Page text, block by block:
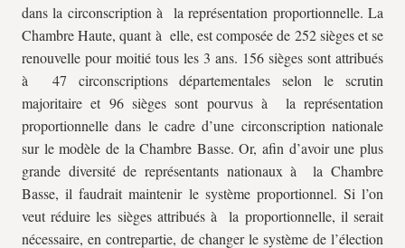
dans la circonscription à la représentation proportionnelle. La
Chambre Haute, quant à elle, est composée de 252 sièges et se
renouvelle pour moitié tous les 3 ans. 156 sièges sont attribués
à 47 circonscriptions départementales selon le scrutin
majoritaire et 96 sièges sont pourvus à la représentation
proportionnelle dans le cadre d’une circonscription nationale
sur le modèle de la Chambre Basse. Or, afin d’avoir une plus
grande diversité de représentants nationaux à la Chambre
Basse, il faudrait maintenir le système proportionnel. Si l’on
veut réduire les sièges attribués à la proportionnelle, il serait
nécessaire, en contrepartie, de changer le système de l’élection